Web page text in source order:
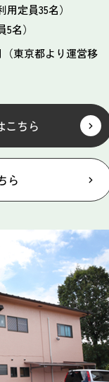
定員35名）
名）
東京都より運営移
こちら
ら